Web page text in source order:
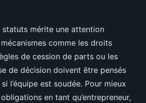
statuts mérite une attention
comme les droits
de cession de parts ou les
de décision doivent être pensés
l’équipe est soudée. Pour mieux
en tant qu’entrepreneur,